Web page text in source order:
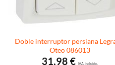
Doble interruptor persiana
Oteo 086013
31,98€ I.V.A. incluido.